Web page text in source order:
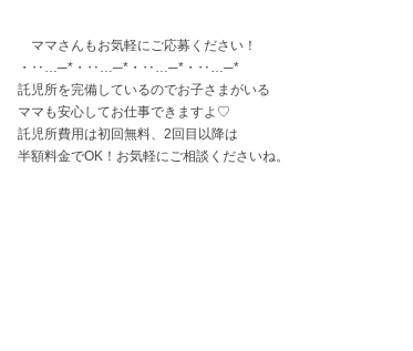
ママさんもお気軽にご応募ください！
・‥…─*・‥…─*・‥…─*・‥…─*
託児所を完備しているのでお子さまがいる
ママも安心してお仕事できますよ♡
託児所費用は初回無料、2回目以降は
半額料金でOK！お気軽にご相談くださいね。